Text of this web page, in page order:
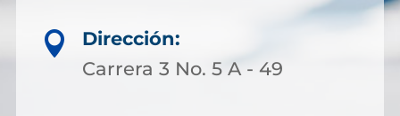

Dirección:
Carrera 3 No. 5 A - 49